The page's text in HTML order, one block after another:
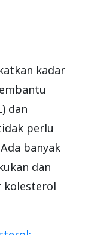
kadar
dan
perlu
banyak
dan
kolesterol